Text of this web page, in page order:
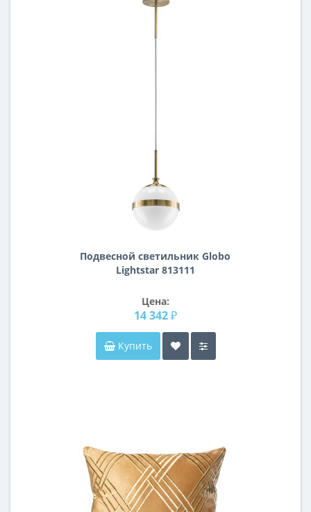
Подвесной светильник Globo
Lightstar 813111
Цена:
14 342 ₽
Купить